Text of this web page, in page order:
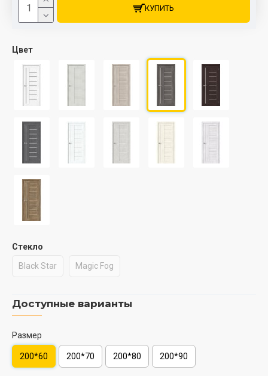
Цвет
Стекло
Black Star
Magic Fog
Доступные варианты
Размер
200*60 200*70 200*80 200*90
КУПИТЬ